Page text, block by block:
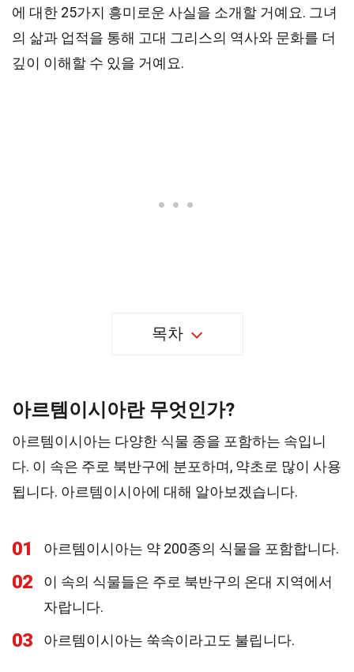
에 대한 25가지 흥미로운 사실을 소개할 거예요. 그녀
의 삶과 업적을 통해 고대 그리스의 역사와 문화를 더
깊이 이해할 수 있을 거예요.
목차
아르템이시아란 무엇인가?
아르템이시아는 다양한 식물 종을 포함하는 속입니
다. 이 속은 주로 북반구에 분포하며, 약초로 많이 사용
됩니다. 아르템이시아에 대해 알아보겠습니다.
01 아르템이시아는 약 200종의 식물을 포함합니다.
02
이 속의 식물들은 주로 북반구의 온대 지역에서
자랍니다.
03 아르템이시아는 쑥속이라고도 불립니다.